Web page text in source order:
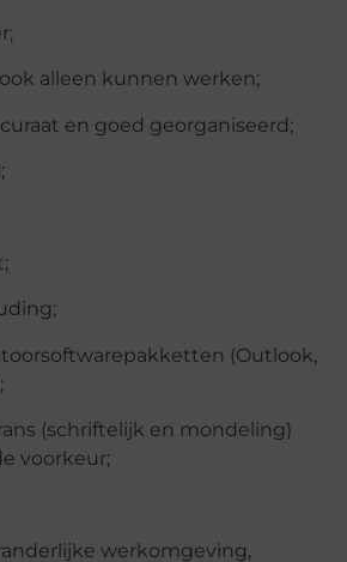
alleen kunnen werken;
en goed georganiseerd;
(Outlook,
(schriftelijk en mondeling)
voorkeur;
werkomgeving,